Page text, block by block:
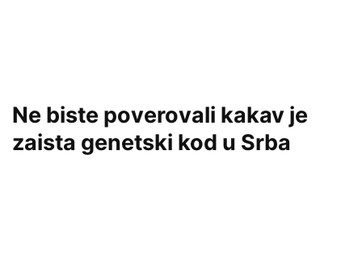
Ne biste poverovali kakav je
zaista genetski kod u Srba